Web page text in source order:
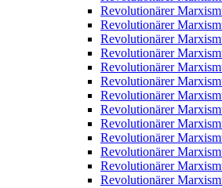
Revolutionärer
Revolutionärer
Revolutionärer
Revolutionärer
Revolutionärer
Revolutionärer
Revolutionärer
Revolutionärer
Revolutionärer
Revolutionärer
Revolutionärer
Revolutionärer
Revolutionärer